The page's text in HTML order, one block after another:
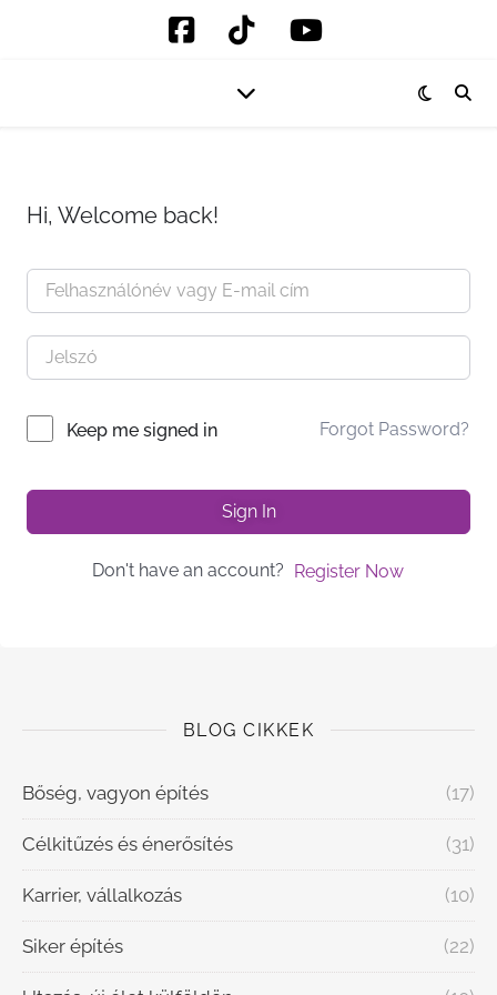
Hi, Welcome back!
Keep me signed in Forgot Password?
Sign In
Don't have an account? Register Now
BLOG CIKKEK
Bőség, vagyon építés (17)
Célkitűzés és énerősítés (31)
Karrier, vállalkozás (10)
Siker építés (22)